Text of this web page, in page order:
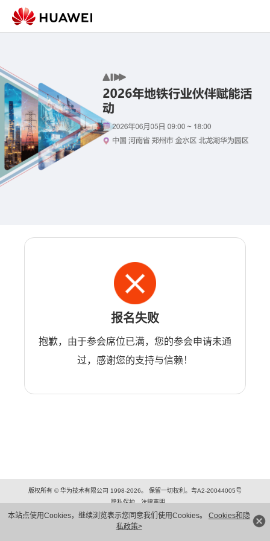
本站点使用Cookies，继续浏览表示您同意我们使用Cookies。 Cookies和隐
私政策>
报名失败
抱歉，由于参会席位已满，您的参会申请未通
过，感谢您的支持与信赖！
版权所有 © 华为技术有限公司 1998-2026。 保留一切权利。粤A2-20044005号
隐私保护
法律声明